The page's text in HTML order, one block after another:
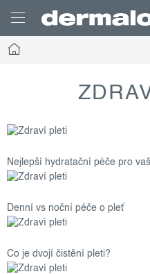
content
Home
Nejlepší hydratační péče pro
Denní vs noční péče o pleť
Co je dvojí čistění pleti?